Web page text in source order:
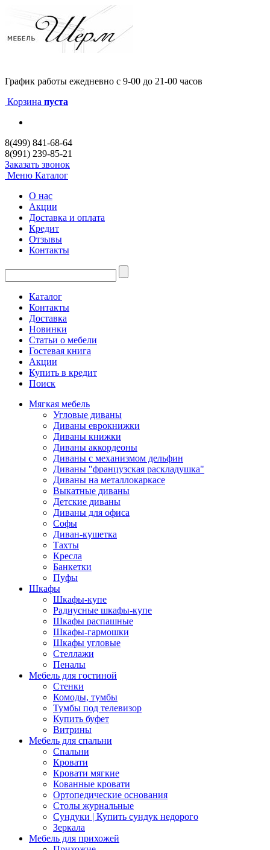
График работы ежедневно с 9-00 до 21-00 часов
Корзина пуста
8(499) 841-68-64
8(991) 239-85-21
Заказать звонок
Меню Каталог
О нас
Акции
Доставка и оплата
Кредит
Отзывы
Контакты
Каталог
Контакты
Доставка
Новинки
Статьи о мебели
Гостевая книга
Акции
Купить в кредит
Поиск
Мягкая мебель
Угловые диваны
Диваны еврокнижки
Диваны книжки
Диваны аккордеоны
Диваны с механизмом дельфин
Диваны "французская раскладушка"
Диваны на металлокаркасе
Выкатные диваны
Детские диваны
Диваны для офиса
Софы
Диван-кушетка
Тахты
Кресла
Банкетки
Пуфы
Шкафы
Шкафы-купе
Радиусные шкафы-купе
Шкафы распашные
Шкафы-гармошки
Шкафы угловые
Стеллажи
Пеналы
Мебель для гостиной
Стенки
Комоды, тумбы
Тумбы под телевизор
Купить буфет
Витрины
Мебель для спальни
Спальни
Кровати
Кровати мягкие
Кованные кровати
Ортопедические основания
Столы журнальные
Сундуки | Купить сундук недорого
Зеркала
Мебель для прихожей